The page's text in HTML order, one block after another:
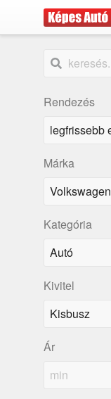
Rendezés
Márka
Volkswagen
Kategória
Kivitel
Ár